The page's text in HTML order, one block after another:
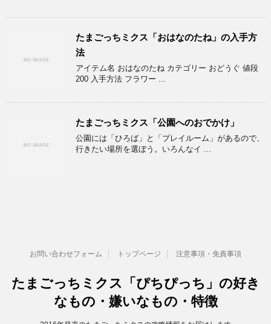
たまごっちミクス「おはなのたね」の入手方
法
アイテム名 おはなのたね カテゴリー おどうぐ 値段
200 入手方法 フラワー ...
たまごっちミクス「公園へのおでかけ」
公園には「ひろば」と「プレイルーム」があるので、
行きたい場所を選ぼう。いろんなイ ...
お問い合わせフォーム トップページ 注意事項・免責事項
たまごっちミクス「ぴちぴっち」の好き
なもの・嫌いなもの・特徴